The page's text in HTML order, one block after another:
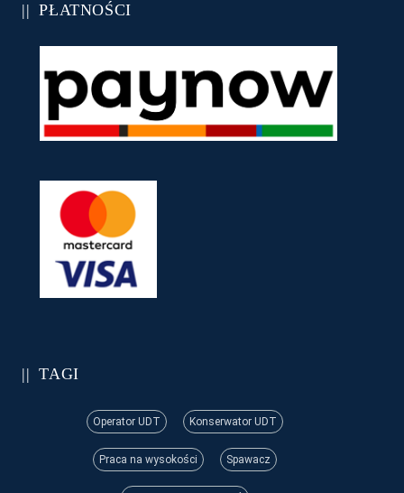
PŁATNOŚCI
TAGI
Operator UDT Konserwator UDT
Praca na wysokości Spawacz